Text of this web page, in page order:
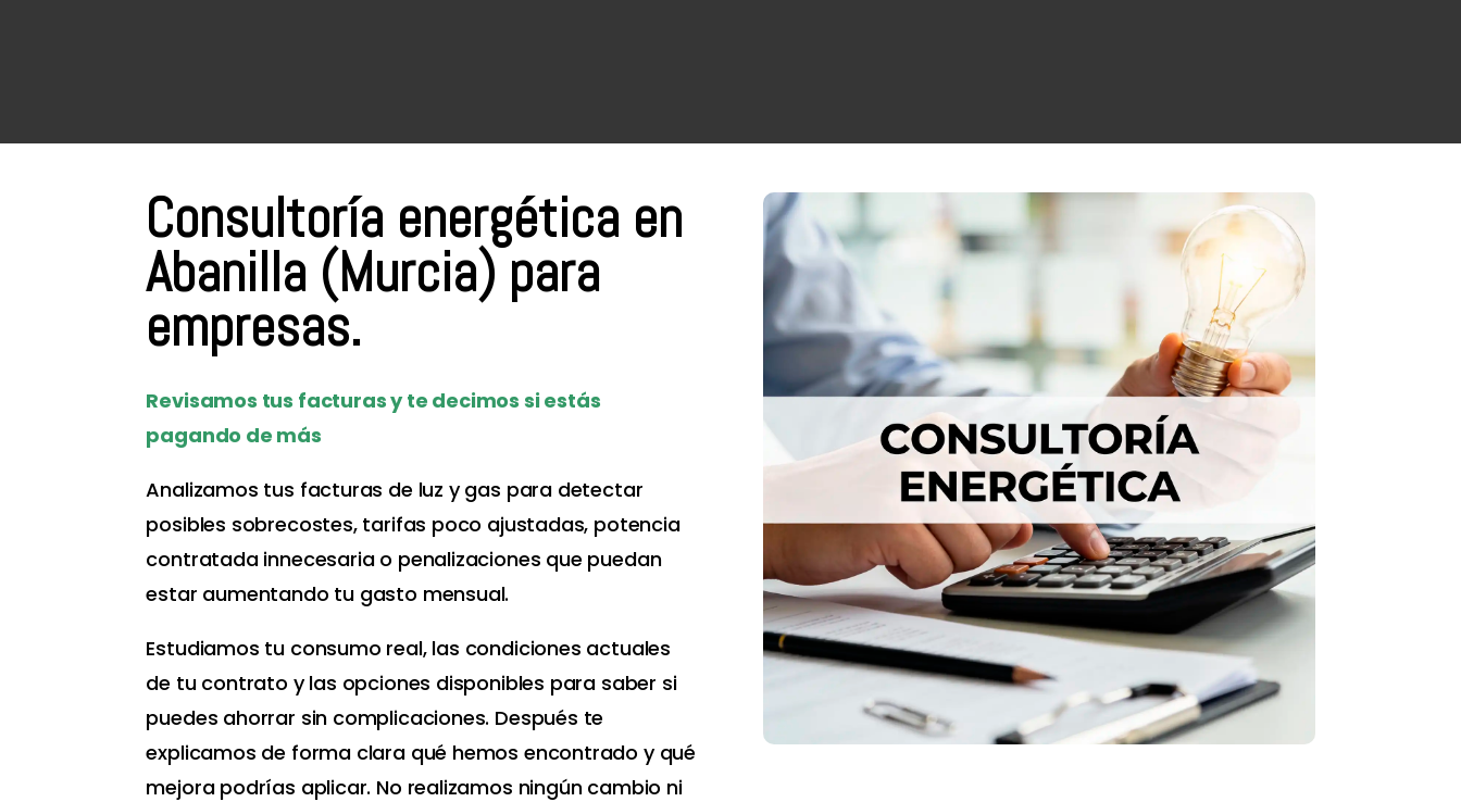
Consultoría energética en
Abanilla (Murcia) para
empresas.
Revisamos tus facturas y te decimos si estás
pagando de más
Analizamos tus facturas de luz y gas para detectar
posibles sobrecostes, tarifas poco ajustadas, potencia
contratada innecesaria o penalizaciones que puedan
estar aumentando tu gasto mensual.
Estudiamos tu consumo real, las condiciones actuales
de tu contrato y las opciones disponibles para saber si
puedes ahorrar sin complicaciones. Después te
explicamos de forma clara qué hemos encontrado y qué
mejora podrías aplicar. No realizamos ningún cambio ni